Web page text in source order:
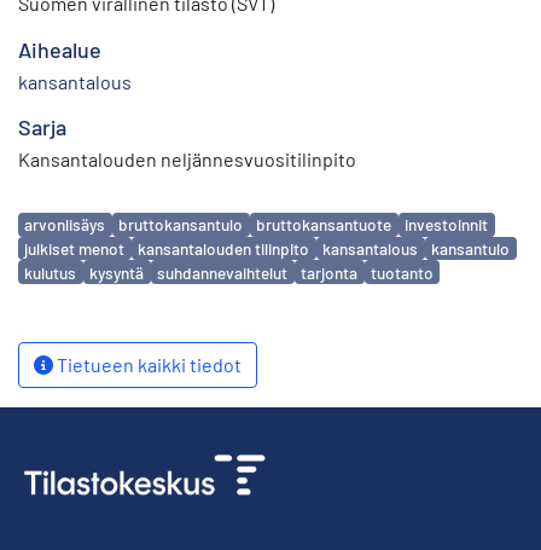
Aihealue
kansantalous
Sarja
Kansantalouden neljännesvuositilinpito
Avainsanat
arvonlisäys bruttokansantulo bruttokansantuote
investoinnit
julkiset menot
kansantalouden tilinpito kansantalous
kansantulo
kulutus
kysyntä suhdannevaihtelut tarjonta tuotanto
Tietueen kaikki tiedot